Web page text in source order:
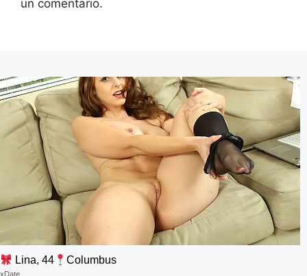
un comentario.
Lina, 44 Columbus
xDate